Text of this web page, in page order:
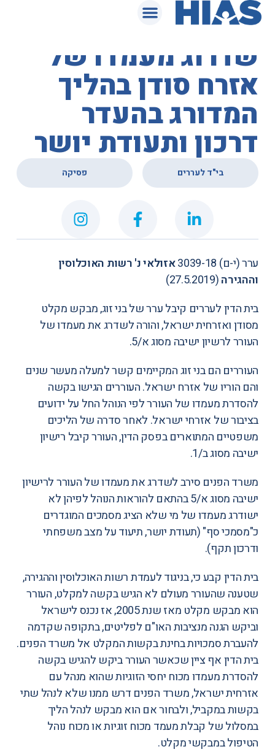
המאגר המשפטי
בית הדין לעררים –
שדרוג מעמדו של
אזרח סודן בהליך
המדורג בהעדר
דרכון ותעודת יושר
בי"ד לעררים פסיקה
ערר (י-ם) 3039-18
אזולאי נ' רשות האוכלוסין
וההגירה(27.5.2019)
בית הדין לעררים קיבל ערר של בני זוג, מבקש מקלט
מסודן ואזרחית ישראל, והורה לשדרג את מעמדו של
העורר לרשיון ישיבה מסוג א/5.
העוררים הם בני זוג המקיימים קשר למעלה מעשר שנים
והם הוריו של אזרח ישראל. העוררים הגישו בקשה
להסדרת מעמדו של העורר לפי הנוהל החל על ידועים
בציבור של אזרחי ישראל. לאחר סדרה של הליכים
משפטיים המתוארים בפסק הדין, העורר קיבל רישיון
ישיבה מסוג ב/1.
משרד הפנים סירב לשדרג את מעמדו של העורר לרישיון
ישיבה מסוג א/5 בהתאם להוראות הנוהל לפיהן לא
ישודרג מעמדו של מי שלא הציג מסמכים המוגדרים
כ"מסמכי סף" (תעודת יושר, תיעוד על מצב משפחתי
ודרכון תקף).
בית הדין קבע כי, בניגוד לעמדת רשות האוכלוסין וההגירה,
שטענה שהעורר מעולם לא הגיש בקשה למקלט, העורר
הוא מבקש מקלט מאז שנת 2005, אז נכנס לישראל
וביקש הגנה מנציבות האו"ם לפליטים, בתקופה שקדמה
להעברת סמכויות בחינת בקשות המקלט אל משרד הפנים.
בית הדין אף ציין שכאשר העורר ביקש להגיש בקשה
להסדרת מעמדו מכוח יחסי הזוגיות שהוא מנהל עם
אזרחית ישראל, משרד הפנים דרש ממנו שלא לנהל שתי
בקשות במקביל, ולבחור אם הוא מבקש לנהל הליך
במסלול של קבלת מעמד מכוח זוגיות או מכוח נוהל
הטיפול במבקשי מקלט.